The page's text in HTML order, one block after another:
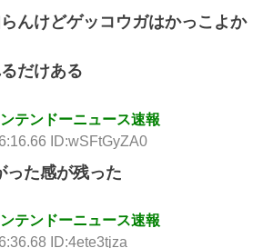
んけどゲッコウガはかっこよか
だけある
テンドーニュース速報
ID:wSFtGyZA0
った感が残った
テンドーニュース速報
ID:4ete3tjza